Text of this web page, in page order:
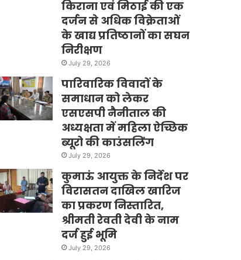
किराना एवं मिठाई की एक
दर्जन से अधिक विक्रेताओं
के खाद्य प्रतिष्ठानों का सघन
निरीक्षण
July 29, 2026
पारिवारिक विवादों के
समाधान को लेकर
एसएसपी नैनीताल की
अध्यक्षता में महिला ऐच्छिक
ब्यूरो की काउंसलिंग
July 29, 2026
कुमाऊं आयुक्त के निर्देश पर
विरासतन दाखिल खारिज
का प्रकरण निस्तारित,
श्रीमती रेवती देवी के नाम
दर्ज हुई भूमि
July 29, 2026